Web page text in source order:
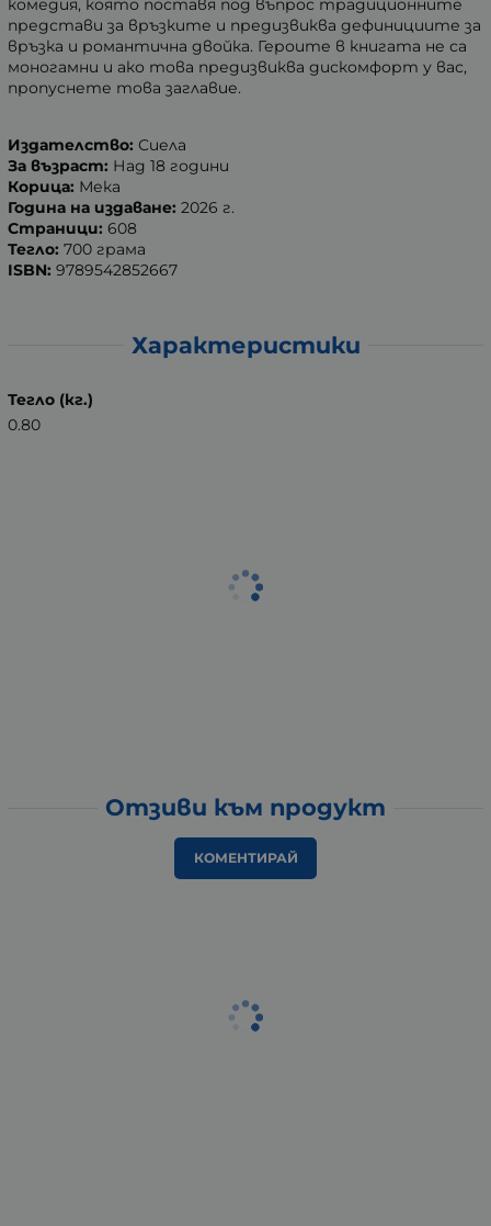
комедия, която поставя под въпрос традиционните
представи за връзките и предизвиква дефинициите за
връзка и романтична двойка. Героите в книгата не са
моногамни и ако това предизвиква дискомфорт у вас,
пропуснете това заглавие.
Издателство: Сиела
За възраст: Над 18 години
Корица: Мека
Година на издаване: 2026 г.
Страници: 608
Тегло: 700 грама
ISBN: 9789542852667
Характеристики
Тегло (кг.)
0.80
Отзиви към продукт
КОМЕНТИРАЙ